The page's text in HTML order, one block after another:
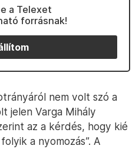
a Telexet
forrásnak!
nem volt szó a
jelen Varga Mihály
az a kérdés, hogy kié
a nyomozás”. A